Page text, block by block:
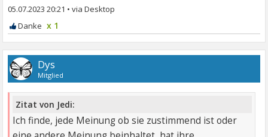
05.07.2023 20:21 •
x 1
Dys
Mitglied
Zitat von Jedi:
Ich finde, jede Meinung ob sie zustimmend ist oder